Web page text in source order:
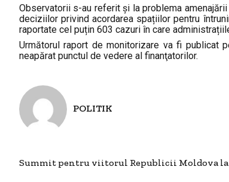
Observatorii s-au referit și la problema
deciziilor privind acordarea spațiilor pentru
raportate cel puțin 603 cazuri în care
Următorul raport de monitorizare va fi publicat
neapărat punctul de vedere al finanţatorilor.
POLITIK
Summit pentru viitorul Republicii Moldova la